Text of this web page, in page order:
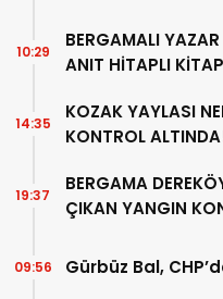
BERGAMALI YAZAR
ANIT HİTAPLI
10:29
KOZAK YAYLASI
KONTROL
14:35
BERGAMA
ÇIKAN YANGIN
19:37
Gürbüz Bal,
09:56